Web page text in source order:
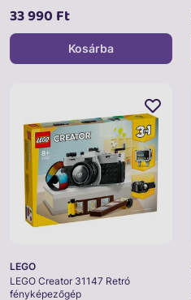
33 990 Ft
Kosárba
LEGO
LEGO Creator 31147 Retró
fényképezőgép